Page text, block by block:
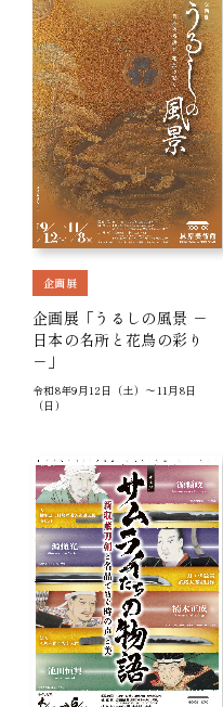
企画展
企画展「うるしの風景 －
日本の名所と花鳥の彩り
－」
令和8年9月12日（土）～11月8日
（日）